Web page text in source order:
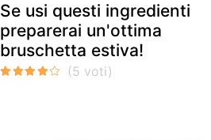
Se usi questi ingredienti
preparerai un'ottima
bruschetta estiva!